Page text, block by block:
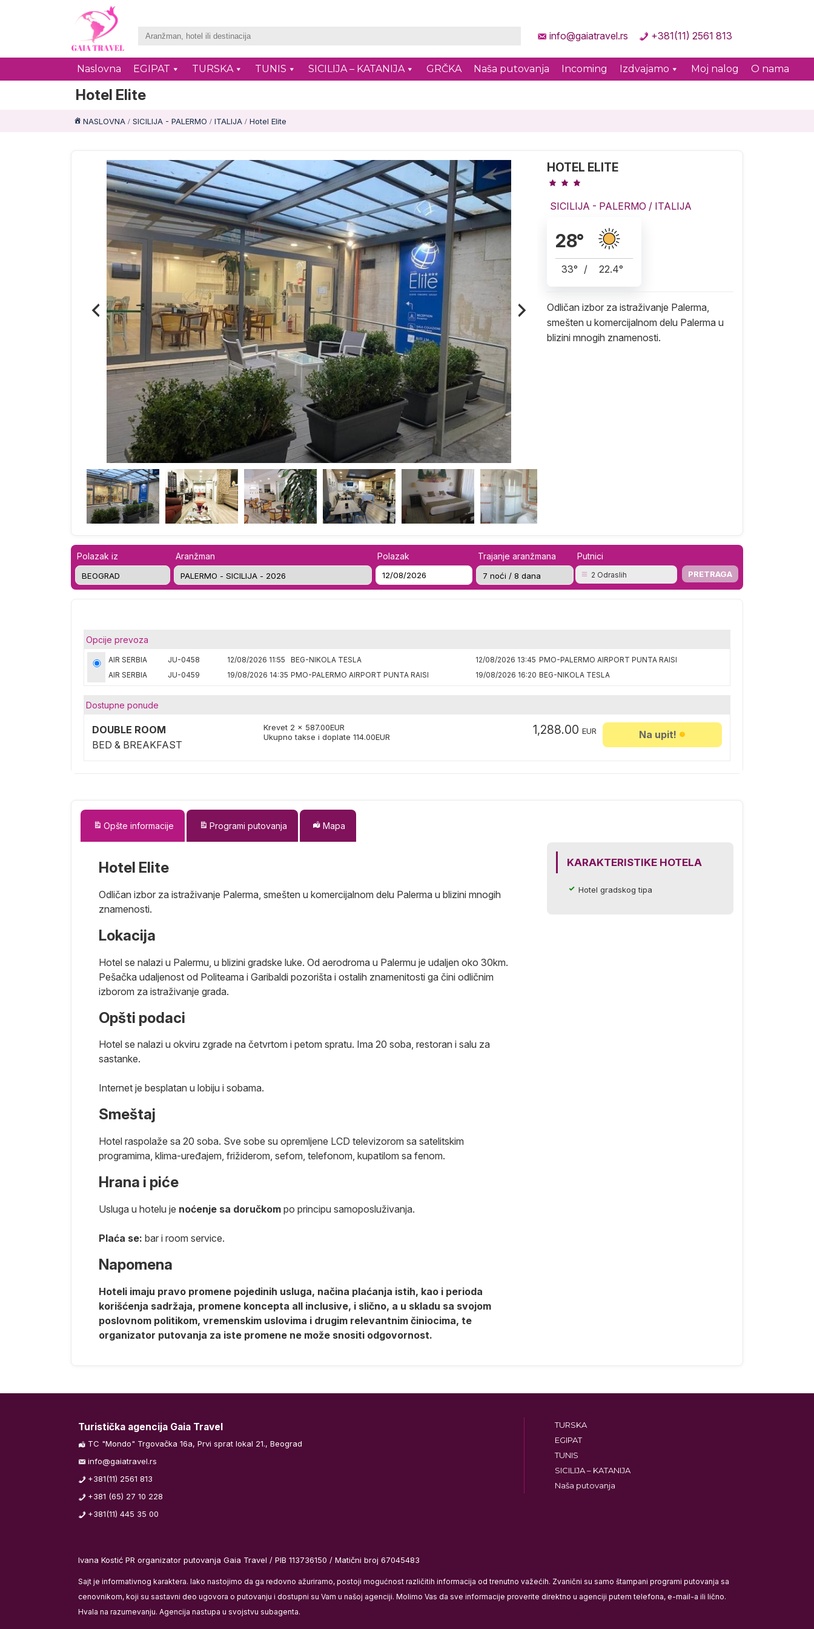
info@gaiatravel.rs +381(11) 2561 813
Naslovna EGIPAT TURSKA TUNIS SICILIJA – KATANIJA GRČKA Naša putovanja Incoming Izdvajamo Moj nalog O nama
Hotel Elite
NASLOVNA SICILIJA - PALERMO ITALIJA Hotel Elite
HOTEL ELITE
SICILIJA - PALERMO / ITALIJA
28°
33° / 22.4°
Odličan izbor za istraživanje Palerma,
smešten u komercijalnom delu Palerma u
blizini mnogih znamenosti.
Polazak iz Aranžman Polazak Trajanje aranžmana Putnici
2 Odraslih
Opcije prevoza
AIR SERBIA JU-0458 12/08/2026 11:55 BEG-NIKOLA TESLA 12/08/2026 13:45 PMO-PALERMO AIRPORT PUNTA RAISI
AIR SERBIA
JU-0459 19/08/2026 14:35 PMO-PALERMO AIRPORT PUNTA RAISI 19/08/2026 16:20 BEG-NIKOLA TESLA
Dostupne ponude
DOUBLE ROOM
BED & BREAKFAST
Krevet 2 x 587.00EUR
Ukupno takse i doplate 114.00EUR 1,288.00 EUR Na upit!
Opšte informacije Programi putovanja Mapa
Hotel Elite
Odličan izbor za istraživanje Palerma, smešten u komercijalnom delu Palerma u blizini mnogih
znamenosti.
Lokacija
Hotel se nalazi u Palermu, u blizini gradske luke. Od aerodroma u Palermu je udaljen oko 30km.
Pešačka udaljenost od Politeama i Garibaldi pozorišta i ostalih znamenitosti ga čini odličnim
izborom za istraživanje grada.
Opšti podaci
Hotel se nalazi u okviru zgrade na četvrtom i petom spratu. Ima 20 soba, restoran i salu za
sastanke.
Internet je besplatan u lobiju i sobama.
Smeštaj
Hotel raspolaže sa 20 soba. Sve sobe su opremljene LCD televizorom sa satelitskim
programima, klima-uređajem, frižiderom, sefom, telefonom, kupatilom sa fenom.
Hrana i piće
Usluga u hotelu je noćenje sa doručkom po principu samoposluživanja.
Plaća se: bar i room service.
Napomena
Hoteli imaju pravo promene pojedinih usluga, načina plaćanja istih, kao i perioda
korišćenja sadržaja, promene koncepta all inclusive, i slično, a u skladu sa svojom
poslovnom politikom, vremenskim uslovima i drugim relevantnim činiocima, te
organizator putovanja za iste promene ne može snositi odgovornost.
KARAKTERISTIKE HOTELA
Hotel gradskog tipa
Turistička agencija Gaia Travel
TC "Mondo" Trgovačka 16a, Prvi sprat lokal 21., Beograd
info@gaiatravel.rs
+381(11) 2561 813
+381 (65) 27 10 228
+381(11) 445 35 00
TURSKA
EGIPAT
TUNIS
SICILIJA – KATANIJA
Naša putovanja
Ivana Kostić PR organizator putovanja Gaia Travel / PIB 113736150 / Matični broj 67045483
Sajt je informativnog karaktera. Iako nastojimo da ga redovno ažuriramo, postoji mogućnost različitih informacija od trenutno važećih. Zvanični su samo štampani programi putovanja sa
cenovnikom, koji su sastavni deo ugovora o putovanju i dostupni su Vam u našoj agenciji. Molimo Vas da sve informacije proverite direktno u agenciji putem telefona, e-mail-a ili lično.
Hvala na razumevanju. Agencija nastupa u svojstvu subagenta.